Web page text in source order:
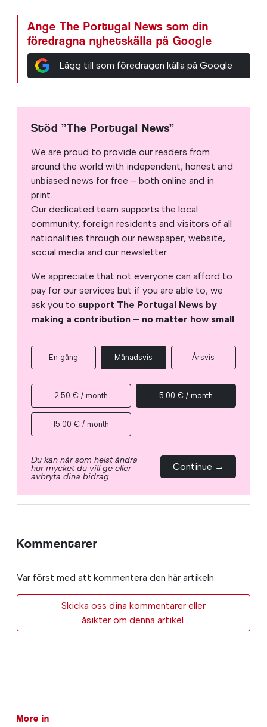
Ange The Portugal News som din
föredragna nyhetskälla på Google
Lägg till som föredragen källa på Google
Stöd ”The Portugal News”
We are proud to provide our readers from
around the world with independent, honest and
unbiased news for free – both online and in
print.
Our dedicated team supports the local
community, foreign residents and visitors of all
nationalities through our newspaper, website,
social media and our newsletter.
We appreciate that not everyone can afford to
pay for our services but if you are able to, we
ask you to support The Portugal News by
making a contribution – no matter how small.
En gång Månadsvis Årsvis
2.50 € / month 5.00 € / month
15.00 € / month
Du kan när som helst ändra
hur mycket du vill ge eller
avbryta dina bidrag.
Continue →
Kommentarer
Var först med att kommentera den här artikeln
Skicka oss dina kommentarer eller
åsikter om denna artikel.
More in